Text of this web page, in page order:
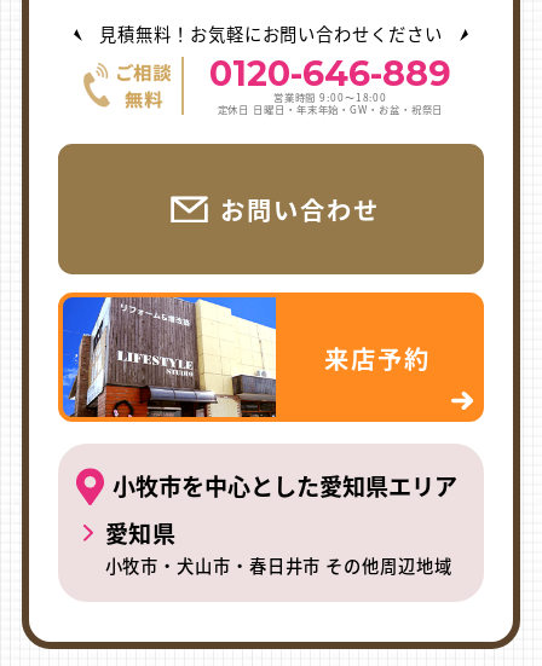
見積無料！お気軽にお問い合わせください
0120-646-889
営業時間 9:00〜18:00
定休日 日曜日・年末年始・GW・お盆・祝祭日
お問い合わせ
来店予約
小牧市を中心とした愛知県エリア
愛知県
小牧市・犬山市・春日井市 その他周辺地域